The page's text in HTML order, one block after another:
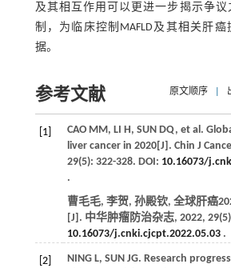
及其相互作用可以更进一步揭示争
制，为临床控制MAFLD及其相关肝
据。
参考文献 原文顺序
[1] CAO MM, LI H, SUN DQ, et al.
liver cancer in 2020[J]. Chin J
29(5): 322-328. DOI: 10.16073/
.
曹毛毛, 李贺, 孙殿钦, 全球肝癌
[J]. 中华肿瘤防治杂志, 2022, 29
10.16073/j.cnki.cjcpt.2022.05.03.
[2] NING L, SUN JG. Research